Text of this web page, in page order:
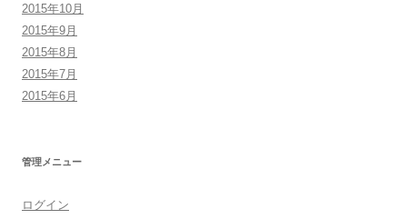
2015年10月
2015年9月
2015年8月
2015年7月
2015年6月
管理メニュー
ログイン